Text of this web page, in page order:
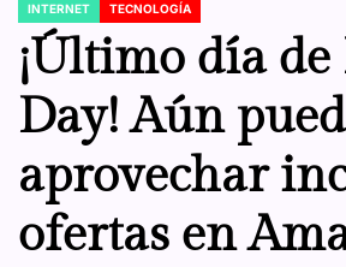
POSTED
INTERNET TECNOLOGÍA
¡Último día
Day! Aún
aprovechar
ofertas en